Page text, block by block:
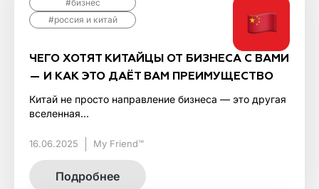
#бизнес
#россия и китай
ЧЕГО ХОТЯТ КИТАЙЦЫ ОТ БИЗНЕСА С ВАМИ
— И КАК ЭТО ДАЁТ ВАМ ПРЕИМУЩЕСТВО
Китай не просто направление бизнеса — это другая
вселенная...
16.06.2025 My Friend™
Подробнее